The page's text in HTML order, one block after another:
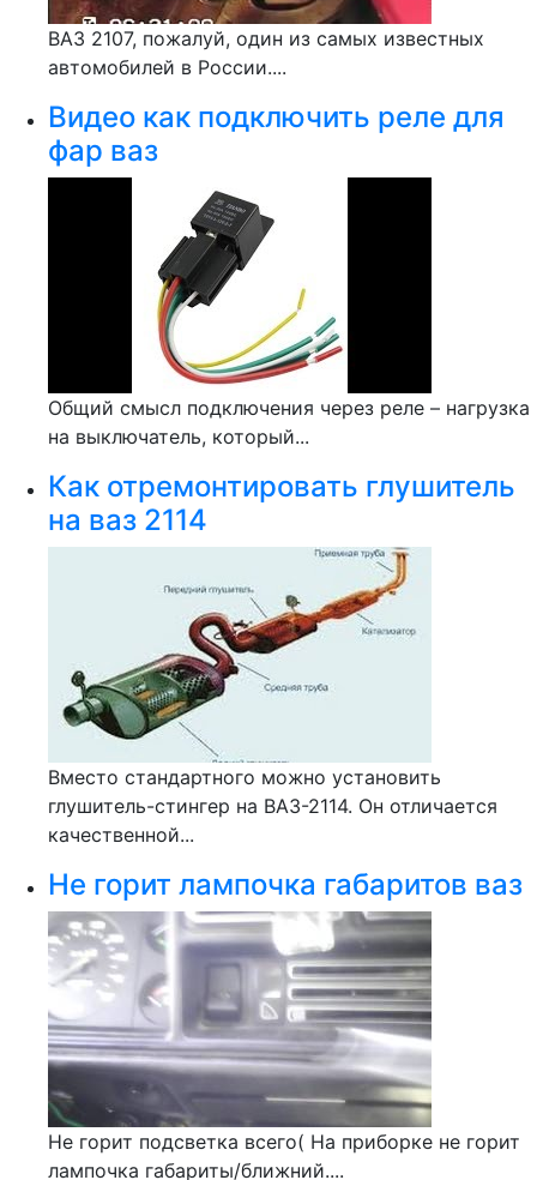
ВАЗ 2107, пожалуй, один из самых известных
автомобилей в России....
Видео как подключить реле для
фар ваз
Общий смысл подключения через реле – нагрузка
на выключатель, который...
Как отремонтировать глушитель
на ваз 2114
Вместо стандартного можно установить
глушитель-стингер на ВАЗ-2114. Он отличается
качественной...
Не горит лампочка габаритов ваз
Не горит подсветка всего( На приборке не горит
лампочка габариты/ближний....